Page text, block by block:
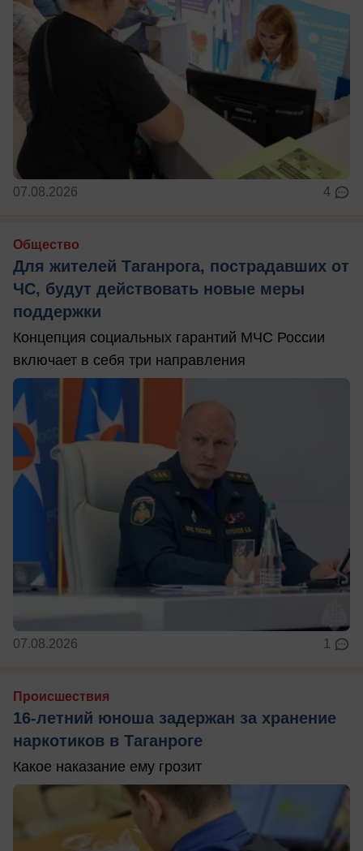
07.08.2026 4
Общество
Для жителей Таганрога, пострадавших от
ЧС, будут действовать новые меры
поддержки
Концепция социальных гарантий МЧС России
включает в себя три направления
07.08.2026 1
Происшествия
16-летний юноша задержан за хранение
наркотиков в Таганроге
Какое наказание ему грозит